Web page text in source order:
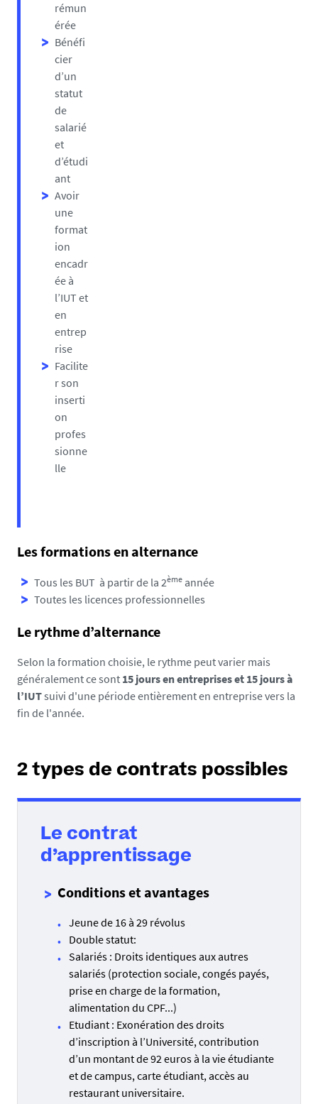
rémun
érée
Bénéfi
cier
d’un
statut
de
salarié
et
d’étudi
ant
Avoir
une
format
ion
encadr
ée à
l’IUT et
en
entrep
rise
Facilite
r son
inserti
on
profes
sionne
lle
Les formations en alternance
Tous les BUT à partir de la 2ème année
Toutes les licences professionnelles
Le rythme d’alternance
Selon la formation choisie, le rythme peut varier mais
généralement ce sont 15 jours en entreprises et 15 jours à
l’IUTsuivi d'une période entièrement en entreprise vers la
fin de l'année.
2 types de contrats possibles
Le contrat
d’apprentissage
Conditions et avantages
Jeune de 16 à 29 révolus
Double statut:
Salariés : Droits identiques aux autres
salariés (protection sociale, congés payés,
prise en charge de la formation,
alimentation du CPF...)
Etudiant : Exonération des droits
d’inscription à l’Université, contribution
d’un montant de 92 euros à la vie étudiante
et de campus, carte étudiant, accès au
restaurant universitaire.